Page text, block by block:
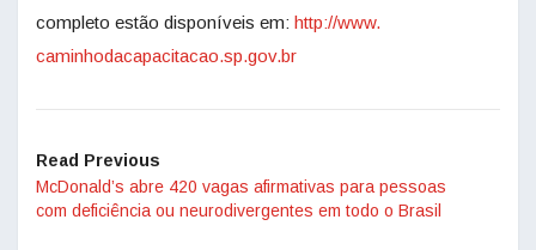
completo estão disponíveis em: http://www.
caminhodacapacitacao.sp.gov.br
Read Previous
McDonald’s abre 420 vagas afirmativas para pessoas
com deficiência ou neurodivergentes em todo o Brasil